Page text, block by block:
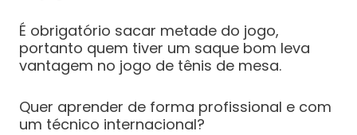
É obrigatório sacar metade do jogo,
portanto quem tiver um saque bom leva
vantagem no jogo de tênis de mesa.
Quer aprender de forma profissional e com
um técnico internacional?